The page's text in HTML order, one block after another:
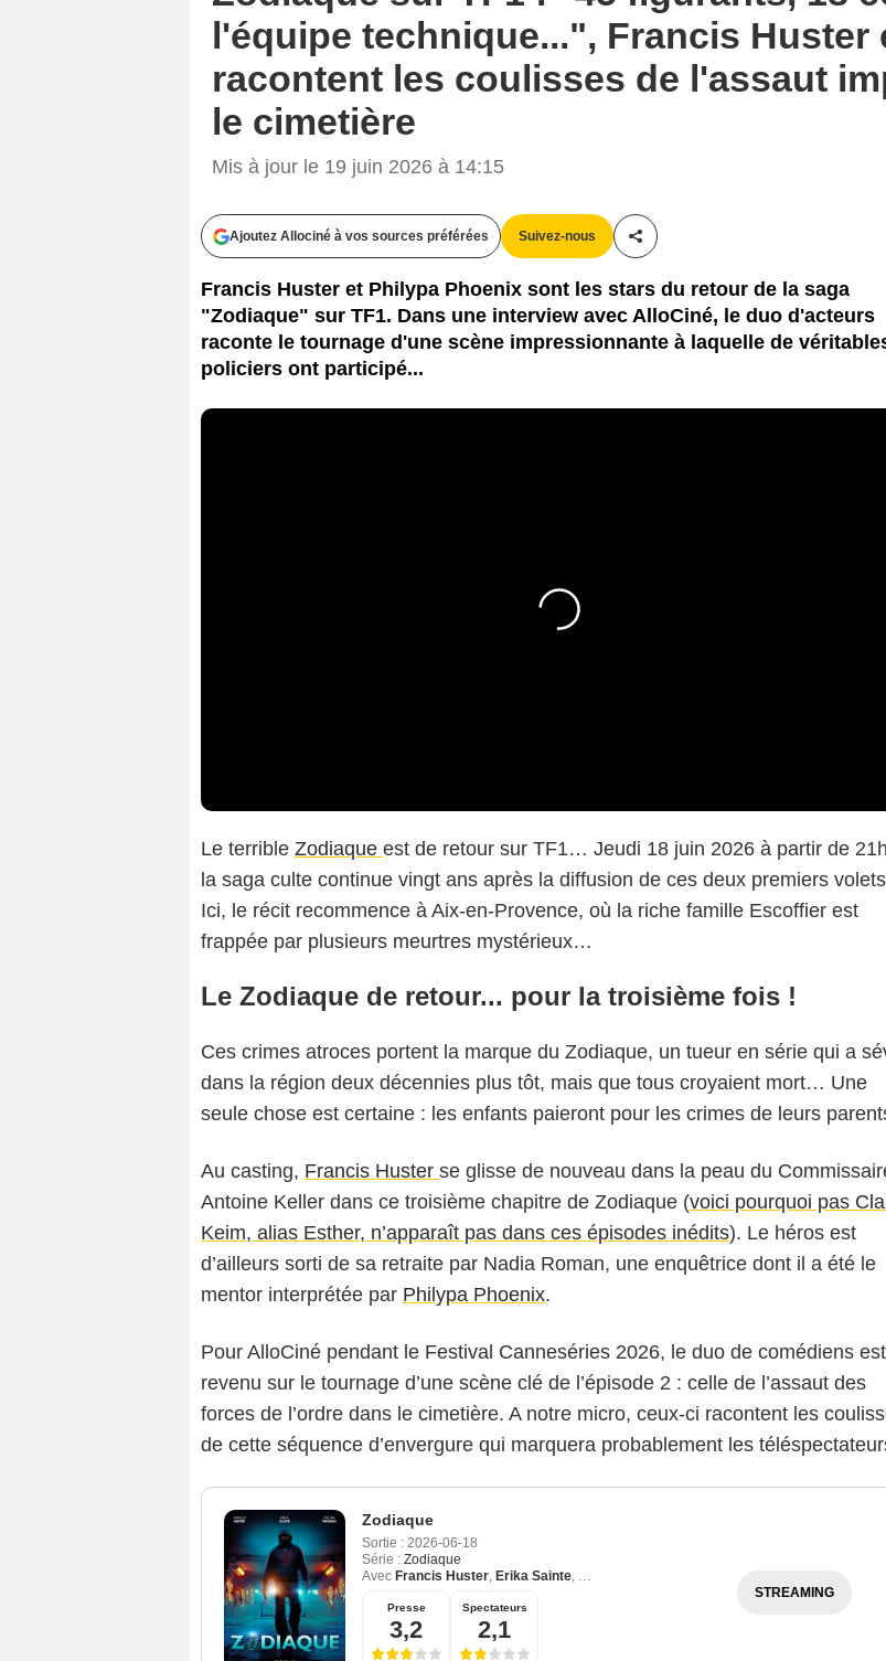
l'équipe technique...", Francis Huster
racontent les coulisses de l'assaut
le cimetière
Mis à jour le 19 juin 2026 à 14:15
Ajoutez Allociné à vos sources préférées Suivez-nous
Partager cet article
Francis Huster et Philypa Phoenix sont les stars du retour de la saga
"Zodiaque" sur TF1. Dans une interview avec AlloCiné, le duo d'acteurs
raconte le tournage d'une scène impressionnante à laquelle de
policiers ont participé...
Le terrible Zodiaque est de retour sur TF1… Jeudi 18 juin 2026 à partir de
la saga culte continue vingt ans après la diffusion de ces deux premiers
Ici, le récit recommence à Aix-en-Provence, où la riche famille Escoffier est
frappée par plusieurs meurtres mystérieux…
Le Zodiaque de retour... pour la troisième fois !
Ces crimes atroces portent la marque du Zodiaque, un tueur en série qui a
dans la région deux décennies plus tôt, mais que tous croyaient mort… Une
seule chose est certaine : les enfants paieront pour les crimes de leurs
Au casting, Francis Huster se glisse de nouveau dans la peau du
Antoine Keller dans ce troisième chapitre de Zodiaque (voici pourquoi pas
Keim, alias Esther, n’apparaît pas dans ces épisodes inédits). Le héros est
d’ailleurs sorti de sa retraite par Nadia Roman, une enquêtrice dont il a été le
mentor interprétée par Philypa Phoenix.
Pour AlloCiné pendant le Festival Canneséries 2026, le duo de comédiens est
revenu sur le tournage d’une scène clé de l’épisode 2 : celle de l’assaut des
forces de l’ordre dans le cimetière. A notre micro, ceux-ci racontent les
de cette séquence d’envergure qui marquera probablement les
Zodiaque
Sortie : 2026-06-18
Série : Zodiaque
Avec Francis Huster, Erika Sainte, Philypa Phoenix
Presse
3,2
Spectateurs
2,1
STREAMING